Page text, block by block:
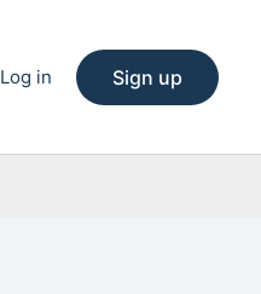
Log in Sign up